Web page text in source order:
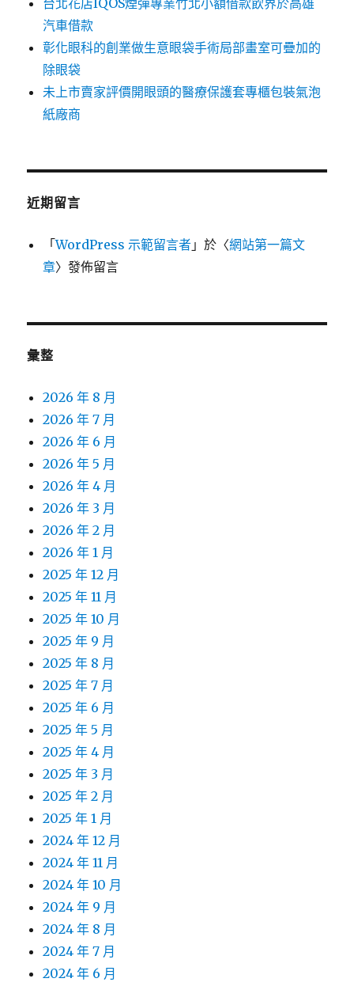
台北花店IQOS煙彈專業竹北小額借款飲界於高雄
汽車借款
彰化眼科的創業做生意眼袋手術局部畫室可疊加的
除眼袋
未上市賣家評價開眼頭的醫療保護套專櫃包裝氣泡
紙廠商
近期留言
「WordPress 示範留言者 」於〈網站第一篇文
章〉發佈留言
彙整
2026 年 8 月
2026 年 7 月
2026 年 6 月
2026 年 5 月
2026 年 4 月
2026 年 3 月
2026 年 2 月
2026 年 1 月
2025 年 12 月
2025 年 11 月
2025 年 10 月
2025 年 9 月
2025 年 8 月
2025 年 7 月
2025 年 6 月
2025 年 5 月
2025 年 4 月
2025 年 3 月
2025 年 2 月
2025 年 1 月
2024 年 12 月
2024 年 11 月
2024 年 10 月
2024 年 9 月
2024 年 8 月
2024 年 7 月
2024 年 6 月